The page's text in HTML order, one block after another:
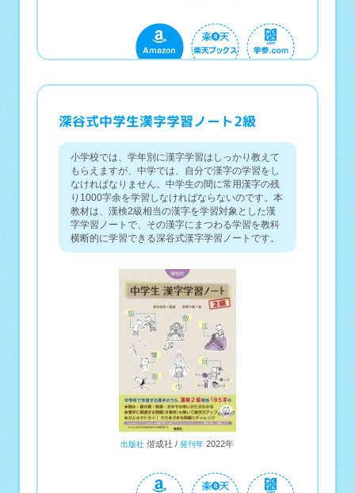
深谷式中学生漢字学習ノート2級
小学校では、学年別に漢字学習はしっかり教えて
もらえますが、中学では、自分で漢字の学習をし
なければなりません。中学生の間に常用漢字の残
り1000字余を学習しなければならないのです。本
教材は、漢検2級相当の漢字を学習対象とした漢
字学習ノートで、その漢字にまつわる学習を教科
横断的に学習できる深谷式漢字学習ノートです。
出版社 偕成社 発刊年 2022年